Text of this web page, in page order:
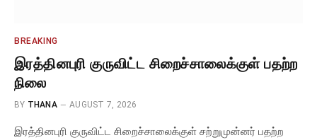
BREAKING
இரத்தினபுரி குருவிட்ட சிறைச்சாலைக்குள் பதற்ற
நிலை
BY THANA AUGUST 7, 2026
இரத்தினபுரி குருவிட்ட சிறைச்சாலைக்குள் சற்றுமுன்னர் பதற்ற